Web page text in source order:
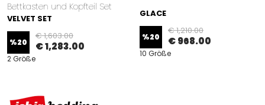
Bettkasten und Kopfteil Set
VELVET SET
%20
€ 1,603.00
€ 1,283.00
2 Größe
GLACE
%20
€ 1,210.00
€ 968.00
10 Größe